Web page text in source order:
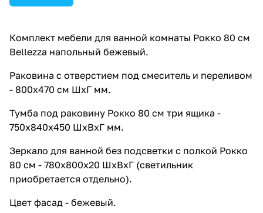
Комплект мебели для ванной комнаты Рокко 80 см
Bellezza напольный бежевый.
Раковина с отверстием под смеситель и переливом
- 800х470 см ШхГ мм.
Тумба под раковину Рокко 80 см три ящика -
750х840х450 ШхВхГ мм.
Зеркало для ванной без подсветки с полкой Рокко
80 см - 780х800х20 ШхВхГ (светильник
приобретается отдельно).
Цвет фасад - бежевый.